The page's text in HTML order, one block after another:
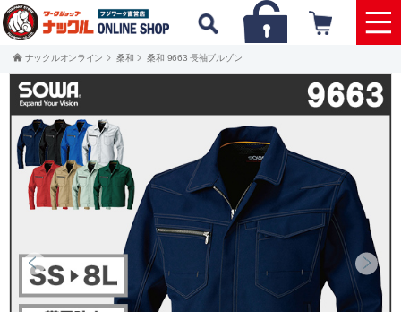
ナックルオンライン 桑和 桑和 9663 長袖ブルゾン